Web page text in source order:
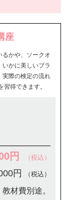
座
るかや、ソークオ
かに美しいブラ
実際の検定の流れ
得できます。
円 （税込）
円 （税込）
材費別途。